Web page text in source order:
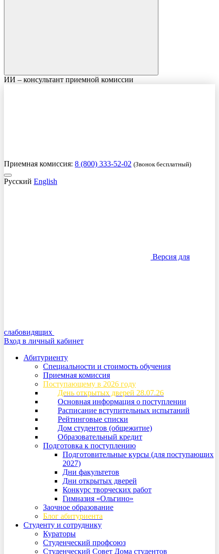
ИИ – консультант приемной комиссии
Приемная комиссия: 8 (800) 333-52-02 (Звонок бесплатный)
Русский English
Версия для
слабовидящих
Вход в личный кабинет
Абитуриенту
Специальности и стоимость обучения
Приемная комиссия
Поступающему в 2026 году
День открытых дверей 28.07.26
Основная информация о поступлении
Расписание вступительных испытаний
Рейтинговые списки
Дом студентов (общежитие)
Образовательный кредит
Подготовка к поступлению
Подготовительные курсы (для поступающих
2027)
Дни факультетов
Дни открытых дверей
Конкурс творческих работ
Гимназия «Ольгино»
Заочное образование
Блог абитуриента
Студенту и сотруднику
Кураторы
Студенческий профсоюз
Студенческий Совет Дома студентов